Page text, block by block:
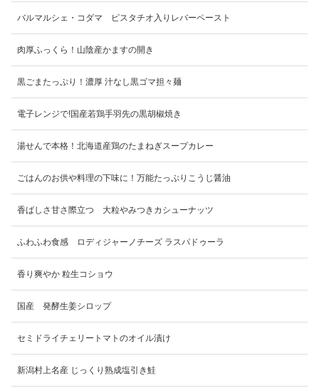
バルマルシェ・コダマ ピスタチオ入りレバーペースト
肉厚ふっくら！山陰産かますの開き
黒ごまたっぷり！濃厚 汁なし黒ゴマ担々麺
電子レンジで!国産若鶏手羽先の黒胡椒焼き
湯せんで本格！北海道産鶏のたまねぎスープカレー
ごはんのお供や料理の下味に！万能たっぷりこうじ醤油
香ばしさ甘さ際立つ 大粒やみつきカシューナッツ
ふわふわ食感 ロディジャーノチーズ ラスパドゥーラ
香り爽やか 粒生コショウ
国産 発酵生姜シロップ
セミドライチェリートマトのオイル漬け
新潟村上名産 じっくり熟成塩引き鮭